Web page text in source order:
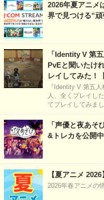
2026年夏アニメ
界で見つける“
「Identity V 第
PvEと聞いたけ
レイしてみた！
『Identity V 第五
人、全くプレイし
てプレイしてみまし
「声優と夜あ
&トレカを公開
【夏アニメ 2026
2026年春アニメの